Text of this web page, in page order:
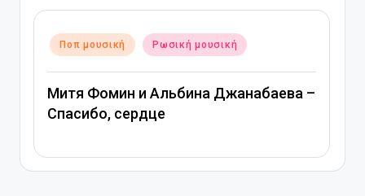
–
Αναρτήθηκε
Ποπ μουσική Ρωσική μουσική
Вера Брежнева – Девочка моя